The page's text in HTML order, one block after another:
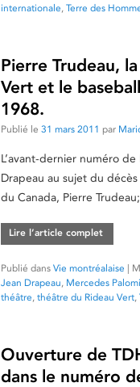
internationale, Terre des
Pierre Trudeau,
Vert et le
1968.
Publié le 31 mars 2011 par
L’avant-dernier numéro
Drapeau au sujet du
du Canada, Pierre
Lire l’article complet
Publié dans Vie montréalaise |
Jean Drapeau, Mercedes
théâtre, théâtre du Rideau Vert,
Ouverture de
dans le numéro